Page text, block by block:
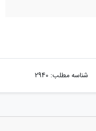
شناسه مطلب: 2940